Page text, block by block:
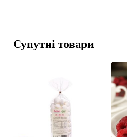
Супутні товари